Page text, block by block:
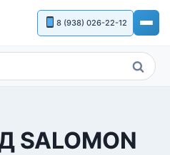
8 (938) 026-22-12
Поиск